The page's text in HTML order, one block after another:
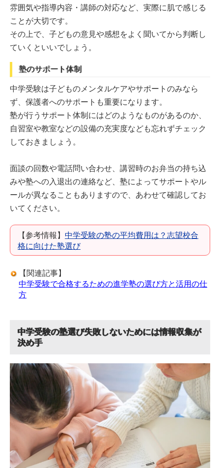
雰囲気や指導内容・講師の対応など、実際に肌で感じる
ことが大切です。
その上で、子どもの意見や感想をよく聞いてから判断し
ていくといいでしょう。
塾のサポート体制
中学受験は子どものメンタルケアやサポートのみなら
ず、保護者へのサポートも重要になります。
塾が行うサポート体制にはどのようなものがあるのか、
自習室や教室などの設備の充実度なども忘れずチェック
しておきましょう。
面談の回数や電話問い合わせ、講習時のお弁当の持ち込
みや塾への入退出の連絡など、塾によってサポートやル
ールが異なることもありますので、あわせて確認してお
いてください。
【参考情報】 中学受験の塾の平均費用は？志望校合
格に向けた塾選び
【関連記事】
中学受験で合格するための進学塾の選び方と活用の仕
方
中学受験の塾選び失敗しないためには情報収集が
決め手